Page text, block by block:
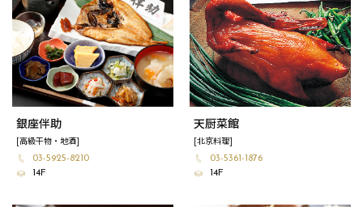
銀座伴助
[高級干物・地酒]
03-5925-8210
14F
天厨菜館
[北京料理]
03-5361-1876
14F